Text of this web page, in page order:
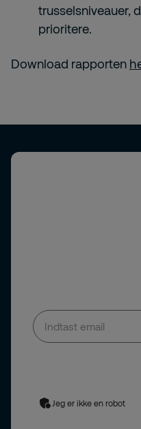
trusselsniveauer,
prioritere.
Download rapporten
Jeg er ikke en robot